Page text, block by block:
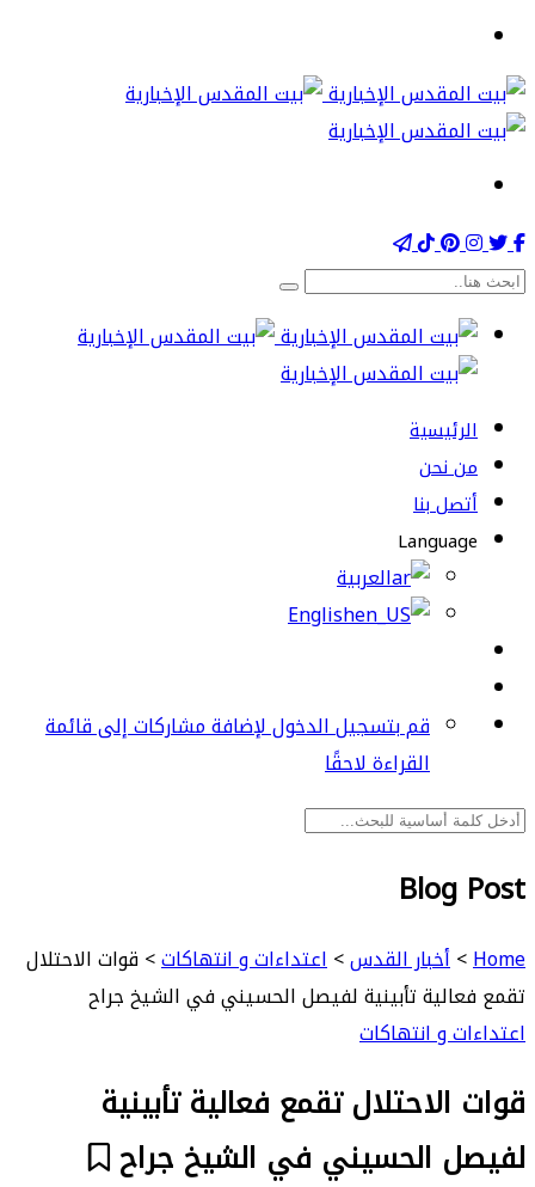
الرئيسية
من نحن
أتصل بنا
Language
العربية
English
قم بتسجيل الدخول لإضافة مشاركات إلى قائمة
القراءة لاحقًا
Blog Post
Home
>أخبار القدس>اعتداءات و انتهاكات>قوات الاحتلال
تقمع فعالية تأبينية لفيصل الحسيني في الشيخ جراح
اعتداءات و انتهاكات
قوات الاحتلال تقمع فعالية تأبينية
لفيصل الحسيني في الشيخ جراح